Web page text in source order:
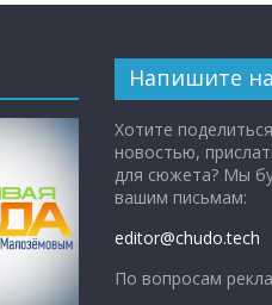
Напишите
Хотите поделиться
новостью,
для сюжета? Мы
вашим письмам:
editor@chudo.tech
По вопросам